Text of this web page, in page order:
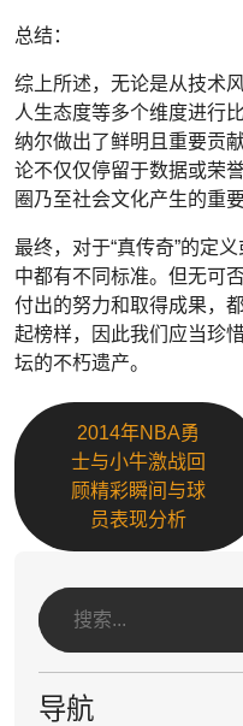
总结：
综上所述，无论是从技术
人生态度等多个维度进行
纳尔做出了鲜明且重要贡
论不仅仅停留于数据或荣
圈乃至社会文化产生的重要
最终，对于“真传奇”的定
中都有不同标准。但无可
付出的努力和取得成果，
起榜样，因此我们应当珍
坛的不朽遗产。
2014年NBA勇
士与小牛激战回
顾精彩瞬间与球
员表现分析
导航